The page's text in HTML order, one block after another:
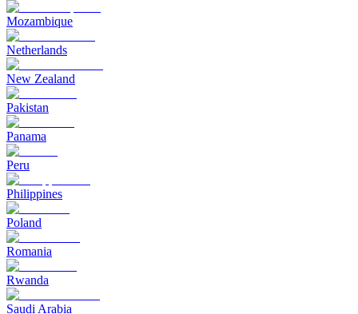
Mozambique
Netherlands
New Zealand
Pakistan
Panama
Peru
Philippines
Poland
Romania
Rwanda
Saudi Arabia